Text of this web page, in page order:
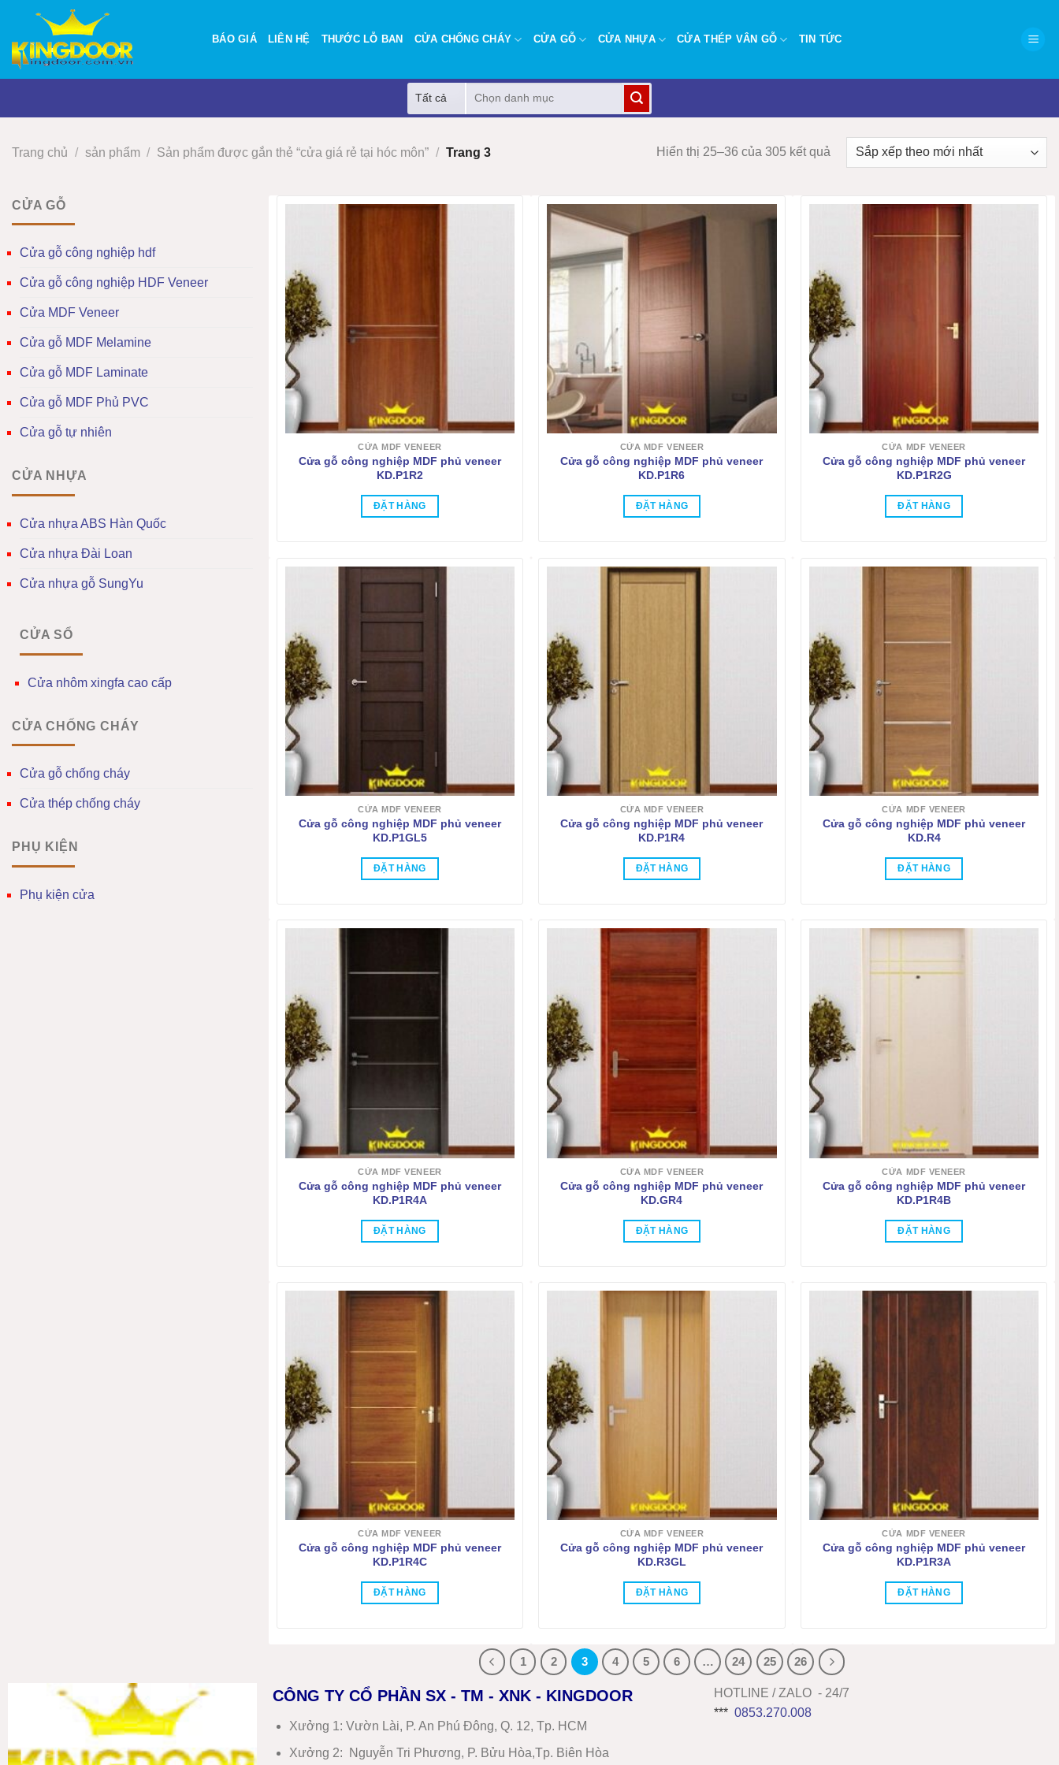
nội
dung
BÁO GIÁ LIÊN HỆ THƯỚC LỖ BAN CỬA CHỐNG CHÁY CỬA GỖ CỬA NHỰA CỬA THÉP VÂN GỖ TIN TỨC
kiếm:
Trang chủ / sản phẩm / Sản phẩm được gắn thẻ “cửa giá rẻ tại hóc môn” / Trang 3 Hiển thị 25–36 của 305 kết quảĐã
sắp
CỬA GỖ
Cửa gỗ công nghiệp hdf
Cửa gỗ công nghiệp HDF Veneer
Cửa MDF Veneer
Cửa gỗ MDF Melamine
Cửa gỗ MDF Laminate
Cửa gỗ MDF Phủ PVC
Cửa gỗ tự nhiên
CỬA NHỰA
Cửa nhựa ABS Hàn Quốc
Cửa nhựa Đài Loan
Cửa nhựa gỗ SungYu
CỬA SỔ
Cửa nhôm xingfa cao cấp
CỬA CHỐNG CHÁY
Cửa gỗ chống cháy
Cửa thép chống cháy
PHỤ KIỆN
Phụ kiện cửa
CỬA MDF VENEER
Cửa gỗ công nghiệp MDF phủ veneer
KD.P1R2
ĐẶT HÀNG
CỬA MDF VENEER
Cửa gỗ công nghiệp MDF phủ veneer
KD.P1R6
ĐẶT HÀNG
CỬA MDF VENEER
Cửa gỗ công nghiệp MDF phủ veneer
KD.P1R2G
ĐẶT HÀNG
CỬA MDF VENEER
Cửa gỗ công nghiệp MDF phủ veneer
KD.P1GL5
ĐẶT HÀNG
CỬA MDF VENEER
Cửa gỗ công nghiệp MDF phủ veneer
KD.P1R4
ĐẶT HÀNG
CỬA MDF VENEER
Cửa gỗ công nghiệp MDF phủ veneer
KD.R4
ĐẶT HÀNG
CỬA MDF VENEER
Cửa gỗ công nghiệp MDF phủ veneer
KD.P1R4A
ĐẶT HÀNG
CỬA MDF VENEER
Cửa gỗ công nghiệp MDF phủ veneer
KD.GR4
ĐẶT HÀNG
CỬA MDF VENEER
Cửa gỗ công nghiệp MDF phủ veneer
KD.P1R4B
ĐẶT HÀNG
CỬA MDF VENEER
Cửa gỗ công nghiệp MDF phủ veneer
KD.P1R4C
ĐẶT HÀNG
CỬA MDF VENEER
Cửa gỗ công nghiệp MDF phủ veneer
KD.R3GL
ĐẶT HÀNG
CỬA MDF VENEER
Cửa gỗ công nghiệp MDF phủ veneer
KD.P1R3A
ĐẶT HÀNG
1 2 3 4 5 6 … 24 25 26
CÔNG TY CỔ PHẦN SX - TM - XNK - KINGDOOR
Xưởng 1: Vườn Lài, P. An Phú Đông, Q. 12, Tp. HCM
Xưởng 2: Nguyễn Tri Phương, P. Bửu Hòa,Tp. Biên Hòa
HOTLINE / ZALO - 24/7
*** 0853.270.008